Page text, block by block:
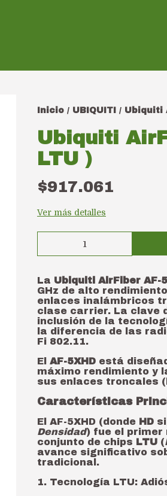
Inicio / UBIQUITI / Ubiquiti
Ubiquiti
LTU )
$917.061
Ver más detalles
La Ubiquiti AirFiber AF-
GHz de alto
enlaces inalámbricos
clase carrier. La clave
inclusión de la
la diferencia de las
Fi 802.11.
El AF-5XHD está
máximo rendimiento y
sus enlaces troncales
Características
El AF-5XHD (donde HD
Densidad) fue el primer
conjunto de chips LTU (
avance significativo
tradicional.
1. Tecnología LTU: